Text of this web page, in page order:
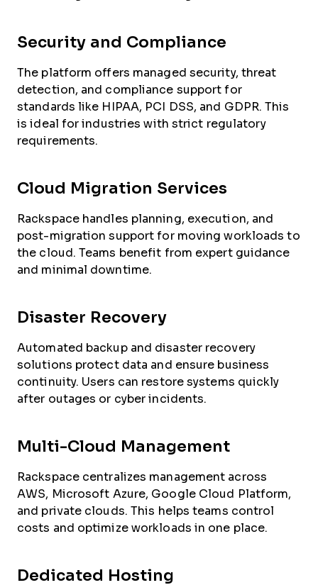
Security and Compliance
The platform offers managed security, threat
detection, and compliance support for
standards like HIPAA, PCI DSS, and GDPR. This
is ideal for industries with strict regulatory
requirements.
Cloud Migration Services
Rackspace handles planning, execution, and
post-migration support for moving workloads to
the cloud. Teams benefit from expert guidance
and minimal downtime.
Disaster Recovery
Automated backup and disaster recovery
solutions protect data and ensure business
continuity. Users can restore systems quickly
after outages or cyber incidents.
Multi-Cloud Management
Rackspace centralizes management across
AWS, Microsoft Azure, Google Cloud Platform,
and private clouds. This helps teams control
costs and optimize workloads in one place.
Dedicated Hosting